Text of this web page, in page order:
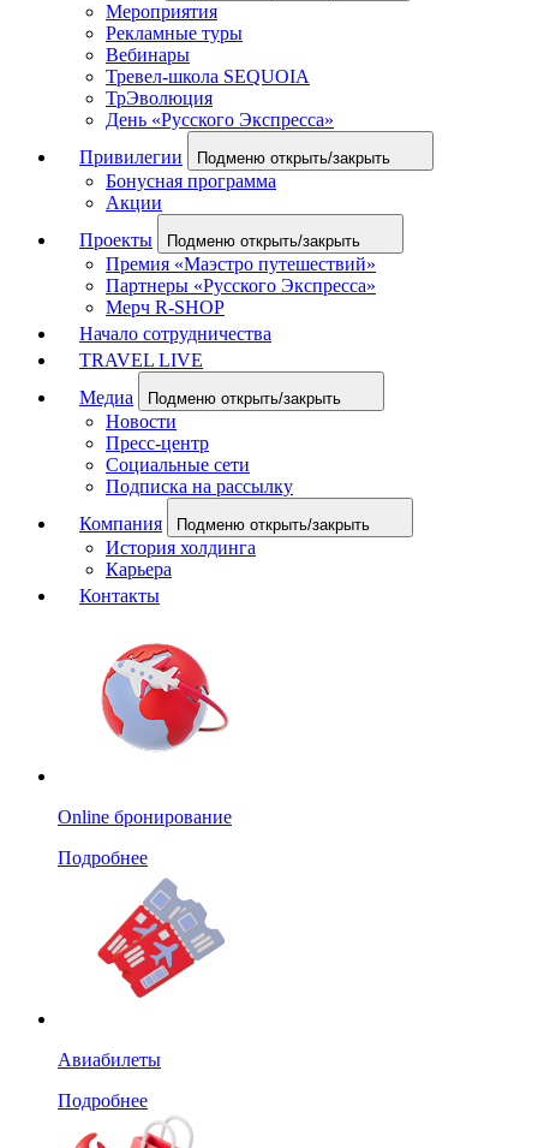
Мероприятия
Рекламные туры
Вебинары
Тревел-школа SEQUOIA
ТрЭволюция
День «Русского Экспресса»
Привилегии
Подменю открыть/закрыть
Бонусная программа
Акции
Проекты
Подменю открыть/закрыть
Премия «Маэстро путешествий»
Партнеры «Русского Экспресса»
Мерч R-SHOP
Начало сотрудничества
TRAVEL LIVE
Медиа
Подменю открыть/закрыть
Новости
Пресс-центр
Социальные сети
Подписка на рассылку
Компания
Подменю открыть/закрыть
История холдинга
Карьера
Контакты
Online бронирование
Подробнее
Авиабилеты
Подробнее